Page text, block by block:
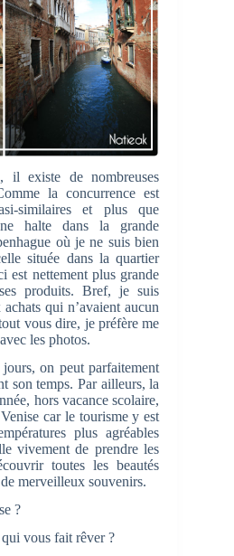
il existe de nombreuses
la concurrence est
similaires et plus que
halte dans la grande
où je ne suis bien
située dans la quartier
est nettement plus grande
produits. Bref, je suis
qui n’avaient aucun
vous dire, je préfère me
les photos.
on peut parfaitement
son temps. Par ailleurs, la
hors vacance scolaire,
car le tourisme y est
plus agréables
vivement de prendre les
toutes les beautés
merveilleux souvenirs.
?
vous fait rêver ?